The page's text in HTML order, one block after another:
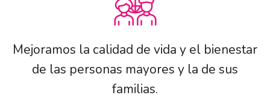
Mejoramos la calidad de vida y el bienestar
de las personas mayores y la de sus
familias.